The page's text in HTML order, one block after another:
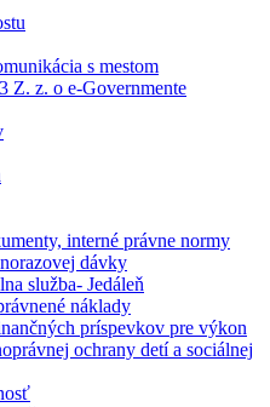
s mestom
Z. z. o e-Governmente
interné právne normy
dávky
služba- Jedáleň
náklady
príspevkov pre výkon
ochrany detí a sociálnej